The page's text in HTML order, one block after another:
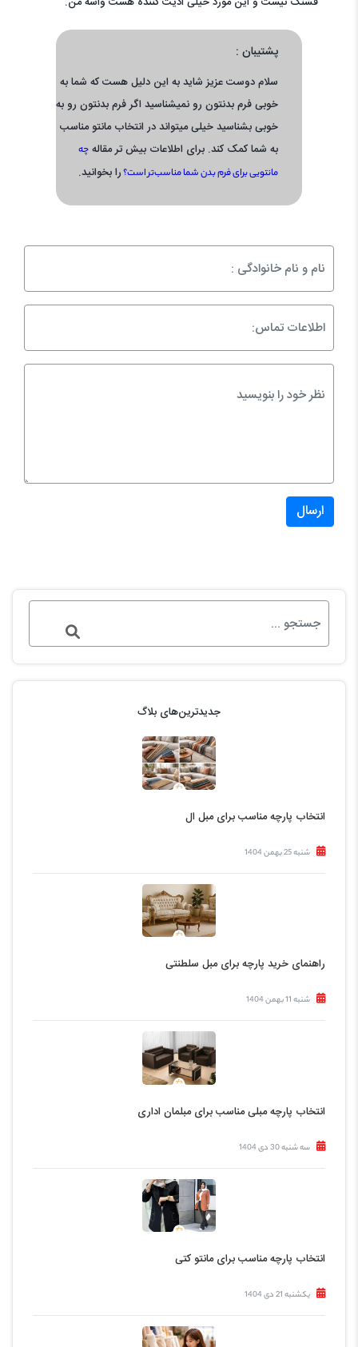
پشتیبان :
سلام دوست عزیز شاید به این دلیل هست که شما به
خوبی فرم بدنتون رو نمیشناسید اگر فرم بدنتون رو به
خوبی بشناسید خیلی میتواند در انتخاب مانتو مناسب
به شما کمک کند. برای اطلاعات بیش تر مقاله چه
مانتویی برای فرم بدن شما مناسب‌تر است؟ را بخوانید.
ارسال
جدیدترین‌های بلاگ
انتخاب پارچه مناسب برای مبل ال
شنبه 25 بهمن 1404
راهنمای خرید پارچه برای مبل سلطنتی
شنبه 11 بهمن 1404
انتخاب پارچه مبلی مناسب برای مبلمان اداری
سه شنبه 30 دی 1404
انتخاب پارچه مناسب برای مانتو کتی
یکشنبه 21 دی 1404